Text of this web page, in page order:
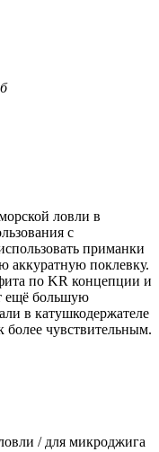
ловли в
с
приманки
аккуратную поклевку.
по KR концепции и
ещё большую
в катушкодержателе
более чувствительным.
/ для микроджига